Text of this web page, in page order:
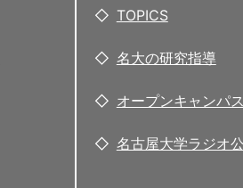
TOPICS
名大の研究指導
オープンキャンパス
名古屋大学ラジオ